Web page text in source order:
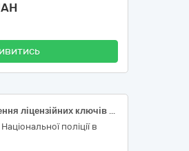
Послуги з встановлення ліцензійних ключів на ретранслятори Motorola SLR5500
поліції в